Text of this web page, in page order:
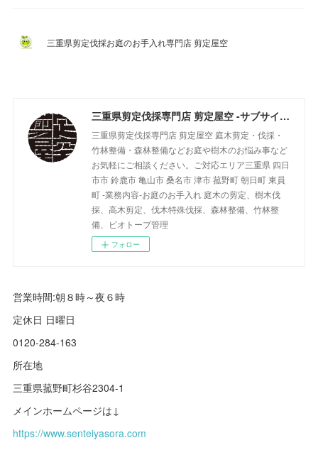
三重県剪定伐採お庭のお手入れ専門店 剪定屋空
三重県剪定伐採専門店 剪定屋空 -サブサイト-
三重県剪定伐採専門店 剪定屋空 庭木剪定・伐採・
竹林整備・森林整備などお庭や樹木のお悩み事など
お気軽にご相談ください。ご対応エリア三重県 四日
市市 鈴鹿市 亀山市 桑名市 津市 菰野町 朝日町 東員
町 -業務内容-お庭のお手入れ 庭木の剪定、樹木伐
採、高木剪定、伐木特殊伐採、森林整備、竹林整
備、ビオトープ管理
フォロー
営業時間:朝８時～夜６時
定休日 日曜日
0120-284-163
所在地
三重県菰野町杉谷2304-1
メインホームページは↓
https://www.senteiyasora.com